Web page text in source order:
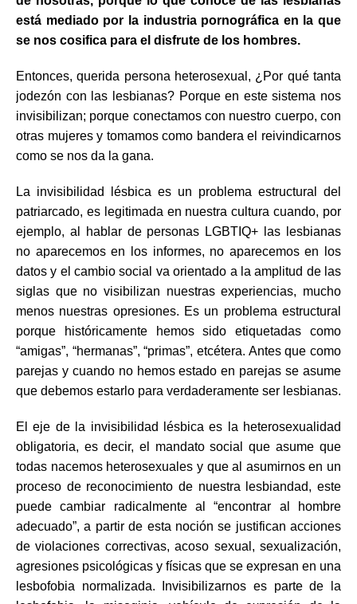
está mediado por la industria pornográfica en la que
se nos cosifica para el disfrute de los hombres.
Entonces, querida persona heterosexual, ¿Por qué tanta
jodezón con las lesbianas? Porque en este sistema nos
invisibilizan; porque conectamos con nuestro cuerpo, con
otras mujeres y tomamos como bandera el reivindicarnos
como se nos da la gana.
La invisibilidad lésbica es un problema estructural del
patriarcado, es legitimada en nuestra cultura cuando, por
ejemplo, al hablar de personas LGBTIQ+ las lesbianas
no aparecemos en los informes, no aparecemos en los
datos y el cambio social va orientado a la amplitud de las
siglas que no visibilizan nuestras experiencias, mucho
menos nuestras opresiones. Es un problema estructural
porque históricamente hemos sido etiquetadas como
“amigas”, “hermanas”, “primas”, etcétera. Antes que como
parejas y cuando no hemos estado en parejas se asume
que debemos estarlo para verdaderamente ser lesbianas.
El eje de la invisibilidad lésbica es la heterosexualidad
obligatoria, es decir, el mandato social que asume que
todas nacemos heterosexuales y que al asumirnos en un
proceso de reconocimiento de nuestra lesbiandad, este
puede cambiar radicalmente al “encontrar al hombre
adecuado”, a partir de esta noción se justifican acciones
de violaciones correctivas, acoso sexual, sexualización,
agresiones psicológicas y físicas que se expresan en una
lesbofobia normalizada. Invisibilizarnos es parte de la